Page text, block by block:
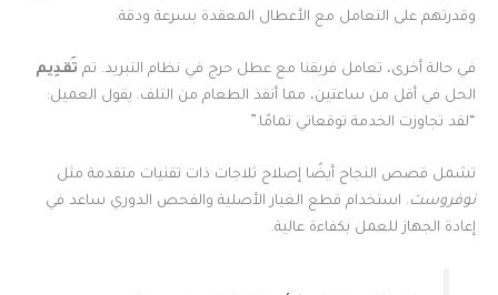
وقدرتهم على التعامل مع الأعطال المعقدة بسرعة ودقة.
في حالة أخرى، تعامل فريقنا مع عطل حرج في نظام التبريد. تم تَقدِيم
الحل في أقل من ساعتين، مما أنقذ الطعام من التلف. يقول العميل:
“لقد تجاوزت الخدمة توقعاتي تمامًا.”
تشمل قصص النجاح أيضًا إصلاح ثلاجات ذات تقنيات متقدمة مثل
نوفروست . استخدام قطع الغيار الأصلية والفحص الدوري ساعد في
إعادة الجهاز للعمل بكفاءة عالية.